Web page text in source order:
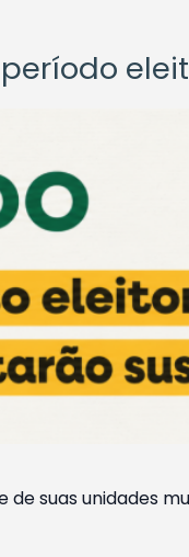
de suas unidades